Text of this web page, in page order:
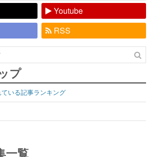
プ
いる記事ランキング
一覧
読まれた、電ファミ渾身の“殿堂入り”記事をまとめま